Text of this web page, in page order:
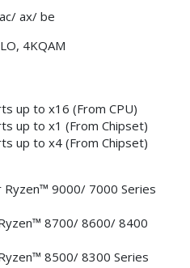
ax/ be
4KQAM
up to x16 (From CPU)
up to x1 (From Chipset)
up to x4 (From Chipset)
Ryzen™ 9000/ 7000 Series
8700/ 8600/ 8400
8500/ 8300 Series